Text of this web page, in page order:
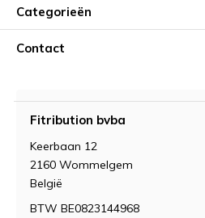
Categorieën
Contact
Fitribution bvba
Keerbaan 12
2160 Wommelgem
België
BTW BE0823144968